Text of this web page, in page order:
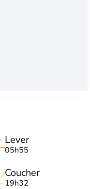
Lever
05h55
Coucher
19h32